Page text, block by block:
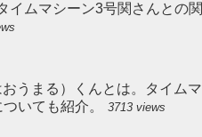
イムマシーン3号関さんとの関
うまる）くんとは。タイムマ
いても紹介。
3713 views